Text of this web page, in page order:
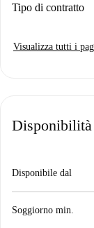
Tipo di contratto
Visualizza tutti i
Disponibilità
Disponibile dal
Soggiorno min.